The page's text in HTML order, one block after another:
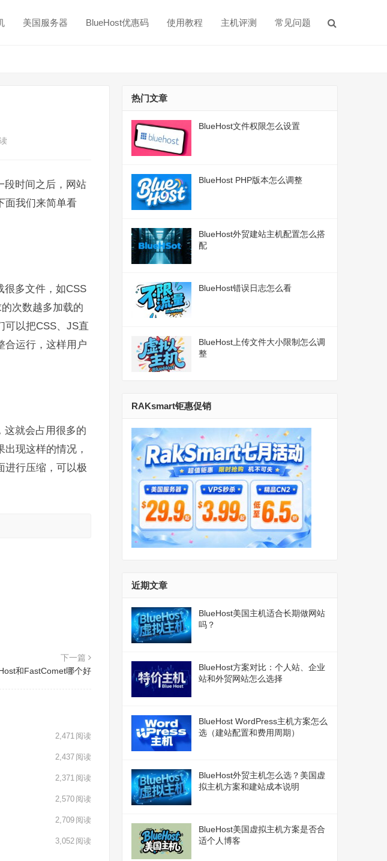
美国服务器 BlueHost优惠码 使用教程 主机评测 常见问题
段时间之后，网站
面我们来简单看
很多文件，如CSS
次数越多加载的
可以把CSS、JS直
合运行，这样用户
这就会占用很多的
现这样的情况，
进行压缩，可以极
下一篇
和FastComet哪个好
2,471 阅读
2,437 阅读
2,371 阅读
2,570 阅读
2,709 阅读
3,052 阅读
热门文章
BlueHost文件权限怎么设置
BlueHost PHP版本怎么调整
BlueHost外贸建站主机配置怎么搭
配
BlueHost错误日志怎么看
BlueHost上传文件大小限制怎么调
整
RAKsmart钜惠促销
近期文章
BlueHost美国主机适合长期做网站
吗？
BlueHost方案对比：个人站、企业
站和外贸网站怎么选择
BlueHost WordPress主机方案怎么
选（建站配置和费用周期）
BlueHost外贸主机怎么选？美国虚
拟主机方案和建站成本说明
BlueHost美国虚拟主机方案是否合
适个人博客